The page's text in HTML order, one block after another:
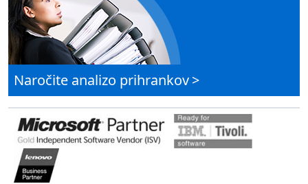
Naročite analizo prihrankov>